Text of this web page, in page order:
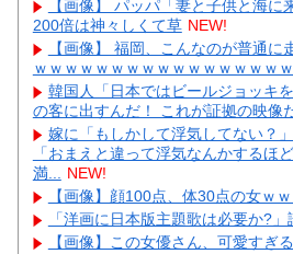
【画像】 パッパ「妻と子供と海
200倍は神々しくて草 NEW!
【画像】 福岡、こんなのが普通に
ｗｗｗｗｗｗｗｗｗｗｗｗｗｗｗｗ
韓国人「日本ではビールジョッキ
の客に出すんだ！ これが証拠の映像
嫁に「もしかして浮気してない？
「おまえと違って浮気なんかするほ
満...
NEW!
【画像】顔100点、体30点の女ｗ
「洋画に日本版主題歌は必要か?」
【画像】この女優さん、可愛すぎる